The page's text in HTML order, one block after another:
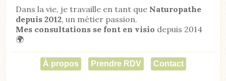
Dans la vie, je travaille en tant que Naturopathe
depuis 2012, un métier passion.
Mes consultations se font en visio depuis 2014
🌍
À propos Prendre RDV Contact